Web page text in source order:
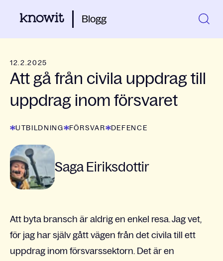
Blogg
12.2.2025
Att gå från civila uppdrag till
uppdrag inom försvaret
UTBILDNING FÖRSVAR DEFENCE
Saga Eiriksdottir
Att byta bransch är aldrig en enkel resa. Jag vet,
för jag har själv gått vägen från det civila till ett
uppdrag inom försvarssektorn. Det är en